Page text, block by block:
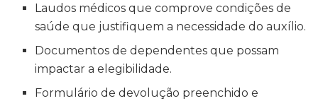
Laudos médicos que comprove condições de
saúde que justifiquem a necessidade do auxílio.
Documentos de dependentes que possam
impactar a elegibilidade.
Formulário de devolução preenchido e